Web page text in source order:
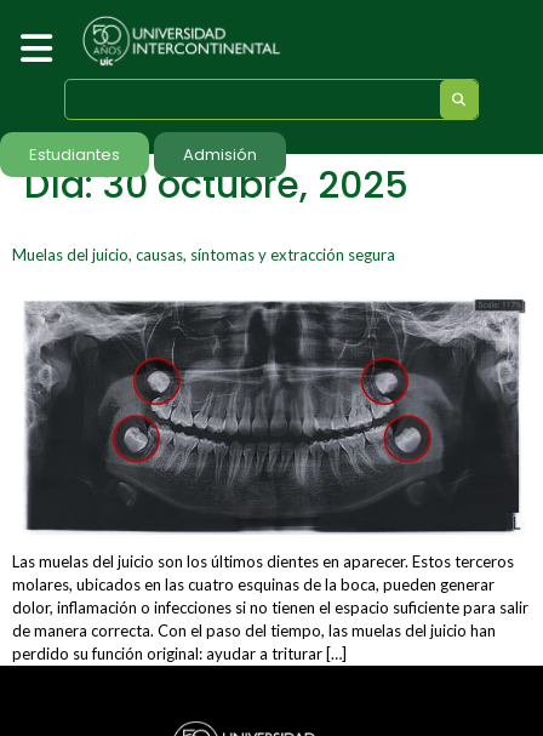
Estudiantes Admisión
Día:30 octubre, 2025
Muelas del juicio, causas, síntomas y extracción segura
Las muelas del juicio son los últimos dientes en aparecer. Estos terceros
molares, ubicados en las cuatro esquinas de la boca, pueden generar
dolor, inflamación o infecciones si no tienen el espacio suficiente para salir
de manera correcta. Con el paso del tiempo, las muelas del juicio han
perdido su función original: ayudar a triturar […]